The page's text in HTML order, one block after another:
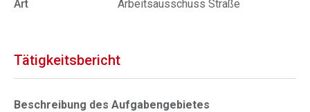
Art
Arbeitsausschuss Straße
Tätigkeitsbericht
Beschreibung des Aufgabengebietes